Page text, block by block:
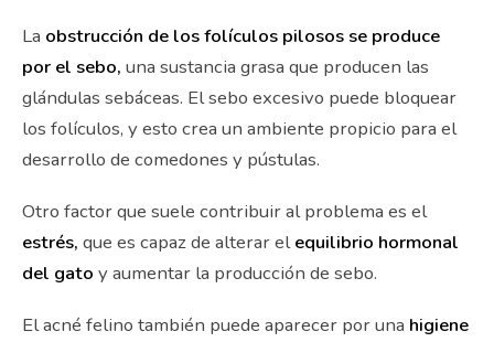
La obstrucción de los folículos pilosos se produce
por el sebo, una sustancia grasa que producen las
glándulas sebáceas. El sebo excesivo puede bloquear
los folículos, y esto crea un ambiente propicio para el
desarrollo de comedones y pústulas.
Otro factor que suele contribuir al problema es el
estrés, que es capaz de alterar elequilibrio hormonal
del gato y aumentar la producción de sebo.
El acné felino también puede aparecer por una higiene